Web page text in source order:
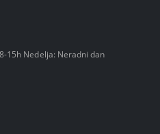
15h Nedelja: Neradni dan